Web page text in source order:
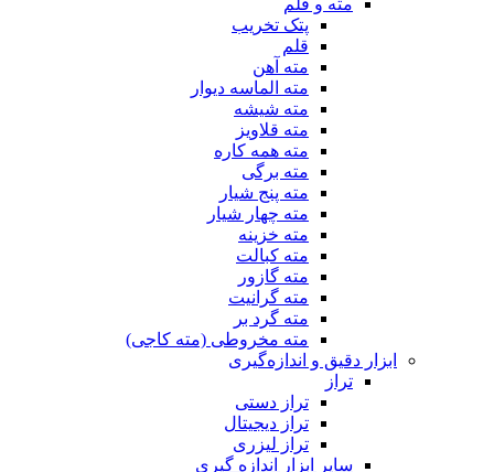
پتک تخریب
قلم
مته آهن
مته الماسه دیوار
مته شیشه
مته قلاویز
مته همه کاره
مته برگی
مته پنج شیار
مته چهار شیار
مته خزینه
مته کبالت
مته گازور
مته گرانیت
مته گرد بر
مته مخروطی (مته کاجی)
ابزار دقیق و اندازه‌گیری
تراز
تراز دستی
تراز دیجیتال
تراز لیزری
سایر ابزار اندازه گیری